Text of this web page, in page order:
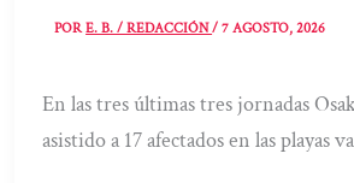
PORE. B. / REDACCIÓN/7 AGOSTO, 2026
En las tres últimas tres jornadas
asistido a 17 afectados en las playas